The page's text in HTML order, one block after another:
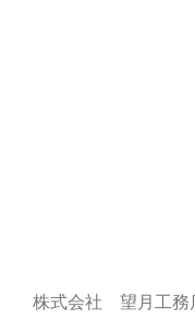
株式会社 望月工務